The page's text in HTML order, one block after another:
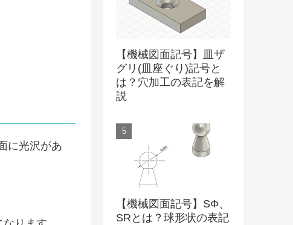
に光沢があ
【機械図面記号】皿ザ
グリ(皿座ぐり)記号と
は？穴加工の表記を解
説
【機械図面記号】SΦ、
SRとは？球形状の表記